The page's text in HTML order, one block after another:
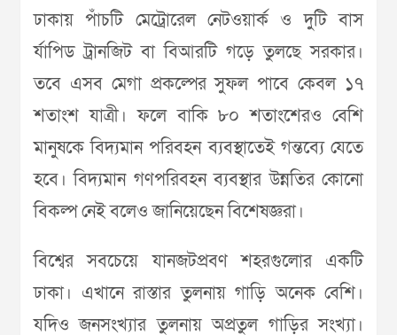
ঢাকায় পাঁচটি মেট্রোরেল নেটওয়ার্ক ও দুটি বাস
র্যাপিড ট্রানজিট বা বিআরটি গড়ে তুলছে সরকার।
তবে এসব মেগা প্রকল্পের সুফল পাবে কেবল ১৭
শতাংশ যাত্রী। ফলে বাকি ৮০ শতাংশেরও বেশি
মানুষকে বিদ্যমান পরিবহন ব্যবস্থাতেই গন্তব্যে যেতে
হবে। বিদ্যমান গণপরিবহন ব্যবস্থার উন্নতির কোনো
বিকল্প নেই বলেও জানিয়েছেন বিশেষজ্ঞরা।
বিশ্বের সবচেয়ে যানজটপ্রবণ শহরগুলোর একটি
ঢাকা। এখানে রাস্তার তুলনায় গাড়ি অনেক বেশি।
যদিও জনসংখ্যার তুলনায় অপ্রতুল গাড়ির সংখ্যা।